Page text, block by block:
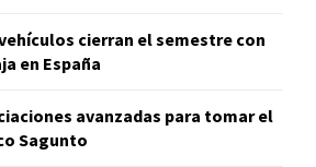
cierran el semestre con
en España
avanzadas para tomar el
Sagunto